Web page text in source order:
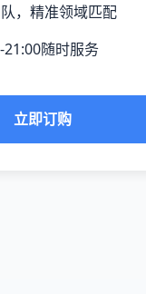
，精准领域匹配
随时服务
立即订购